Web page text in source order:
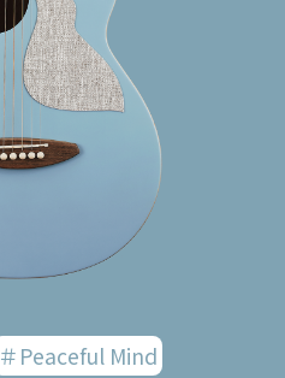
＃Peaceful Mind